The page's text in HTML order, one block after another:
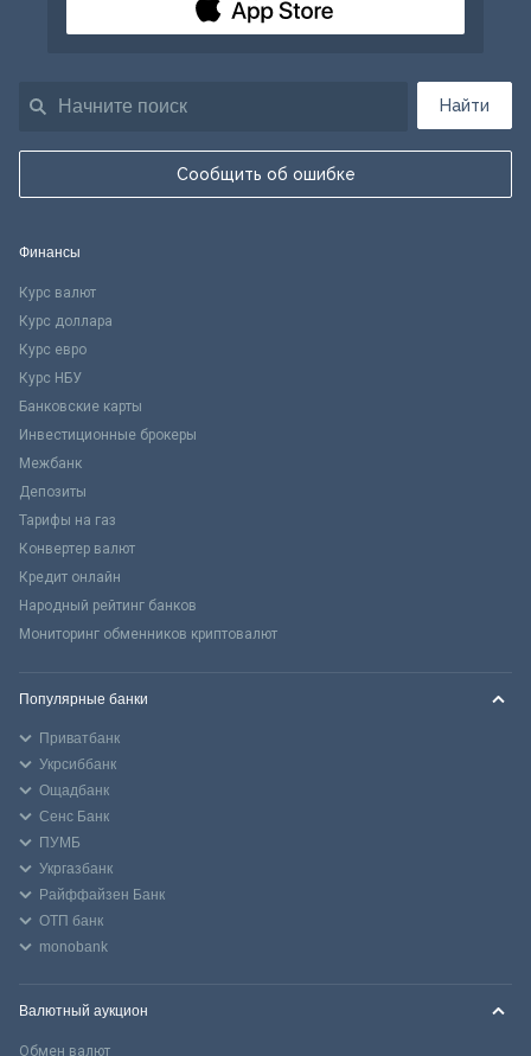
Найти
Сообщить об ошибке
Финансы
Курс валют
Курс доллара
Курс евро
Курс НБУ
Банковские карты
Инвестиционные брокеры
Межбанк
Депозиты
Тарифы на газ
Конвертер валют
Кредит онлайн
Народный рейтинг банков
Мониторинг обменников криптовалют
Популярные банки
Приватбанк
Укрсиббанк
Ощадбанк
Сенс Банк
ПУМБ
Укргазбанк
Райффайзен Банк
ОТП банк
monobank
Валютный аукцион
Обмен валют